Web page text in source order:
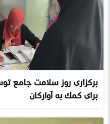
برگزاری روز سلامت
برای کمک به آوارگان